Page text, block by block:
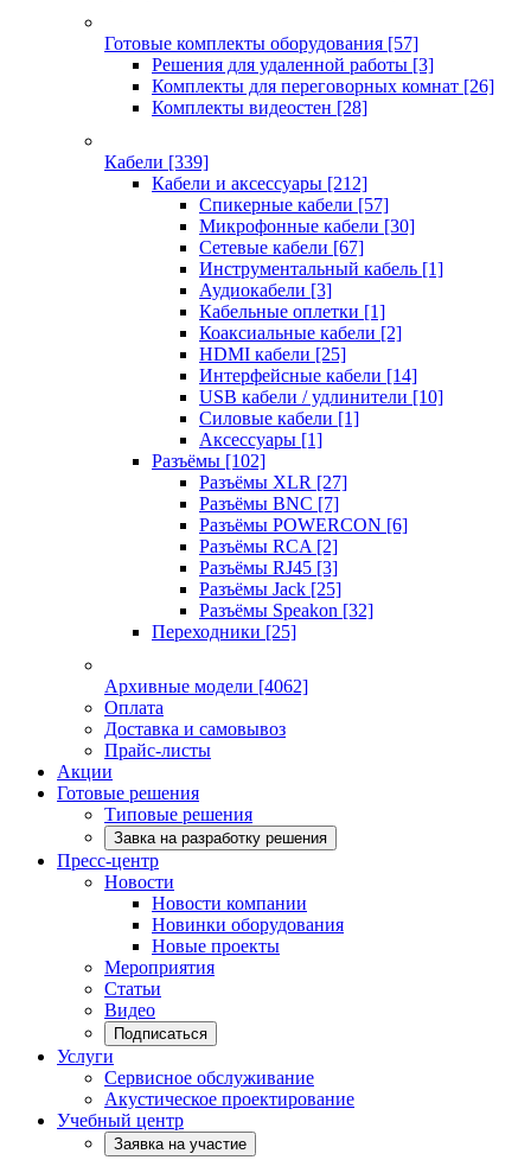
Готовые комплекты оборудования [57]
Решения для удаленной работы [3]
Комплекты для переговорных комнат [26]
Комплекты видеостен [28]
Кабели [339]
Кабели и аксессуары [212]
Спикерные кабели [57]
Микрофонные кабели [30]
Сетевые кабели [67]
Инструментальный кабель [1]
Аудиокабели [3]
Кабельные оплетки [1]
Коаксиальные кабели [2]
HDMI кабели [25]
Интерфейсные кабели [14]
USB кабели / удлинители [10]
Силовые кабели [1]
Аксессуары [1]
Разъёмы [102]
Разъёмы XLR [27]
Разъёмы BNC [7]
Разъёмы POWERCON [6]
Разъёмы RCA [2]
Разъёмы RJ45 [3]
Разъёмы Jack [25]
Разъёмы Speakon [32]
Переходники [25]
Архивные модели [4062]
Оплата
Доставка и самовывоз
Прайс-листы
Акции
Готовые решения
Типовые решения
Завка на разработку решения
Пресс-центр
Новости
Новости компании
Новинки оборудования
Новые проекты
Мероприятия
Статьи
Видео
Подписаться
Услуги
Сервисное обслуживание
Акустическое проектирование
Учебный центр
Заявка на участие